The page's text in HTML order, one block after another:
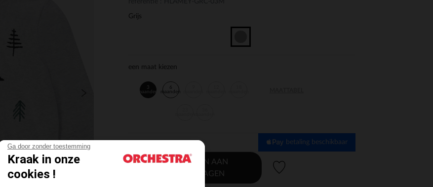
Ga door zonder toestemming
Kraak in onze
cookies !
Grijs
een maat kiezen
3
maanden
6
maanden
betaling beschikbaar
TOEVOEGEN AAN
WINKELWAGEN